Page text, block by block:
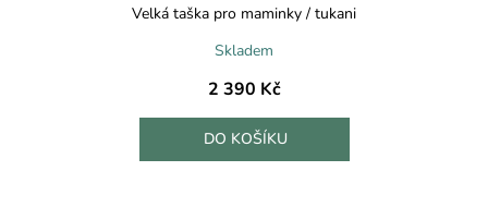
Velká taška pro maminky / tukani
Skladem
2 390 Kč
DO KOŠÍKU